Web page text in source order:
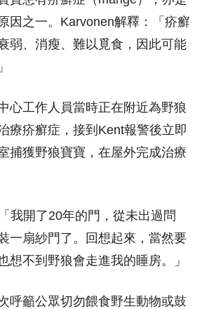
因之一。Karvonen解釋：「疥癬
弱、消瘦、難以覓食，因此可能
心工作人員當時正在附近為野狼
療疥癬症，接到Kent報警後立即
捕獲野狼寶寶，在屋外完成治療
我開了20年的門，從未出過問
一扇紗門了。回想起來，當然要
想不到野狼會走進我的睡房。」
呼籲公眾切勿餵食野生動物或鼓